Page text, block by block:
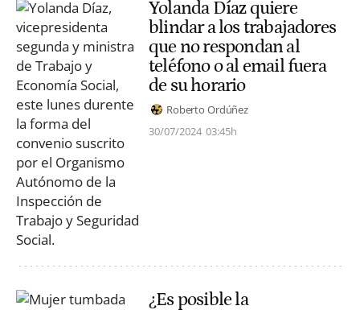
Yolanda Díaz quiere
blindar a los trabajadores
que no respondan al
teléfono o al email fuera
de su horario
Roberto Ordúñez
30/07/2024 03:45h
¿Es posible la